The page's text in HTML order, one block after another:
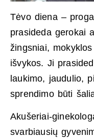
Tėvo diena –
prasideda gerokai
žingsniai,
išvykos. Ji
laukimo, jaudulio,
sprendimo būti
Akušeriai-
svarbiausių